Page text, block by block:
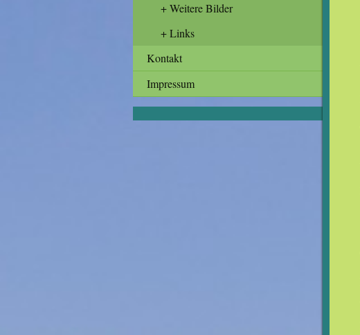
Weitere Bilder
Links
Kontakt
Impressum